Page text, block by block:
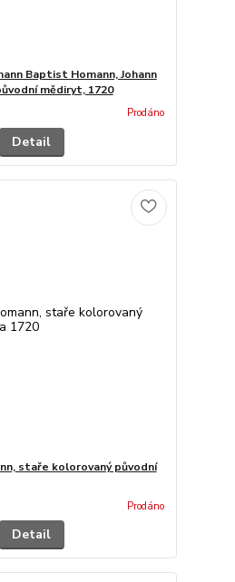
Baptist Homann, Johann
mědiryt, 1720
Prodáno
Detail
staře kolorovaný původní
Prodáno
Detail